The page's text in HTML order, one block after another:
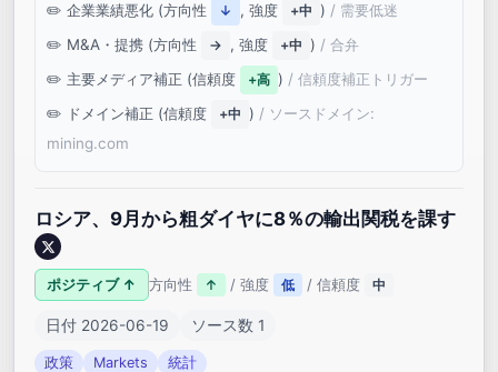
企業業績悪化 (方向性
↓ , 強度 +中 ) / 需要低迷
M&A・提携 (方向性
→ , 強度 +中 ) / 合弁
主要メディア補正 (信頼度
+高 ) / 信頼度補正トリガー
ドメイン補正 (信頼度
+中 ) / ソースドメイン:
mining.com
ロシア、9月から粗ダイヤに8％の輸出関税を課す
ポジティブ ↑ 方向性 ↑ / 強度 低 / 信頼度 中
日付 2026-06-19 ソース数 1
政策 Markets 統計